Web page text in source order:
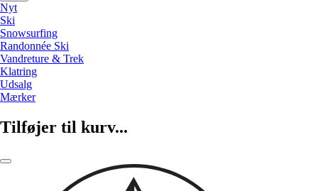
Nyt
Ski
Snowsurfing
Randonnée Ski
Vandreture & Trek
Klatring
Udsalg
Mærker
Tilføjer til kurv...